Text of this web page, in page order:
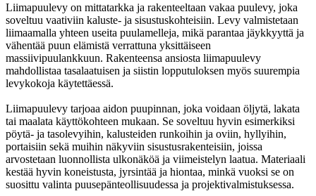
Liimapuulevy on mittatarkka ja rakenteeltaan vakaa puulevy, joka
soveltuu vaativiin kaluste- ja sisustuskohteisiin. Levy valmistetaan
liimaamalla yhteen useita puulamelleja, mikä parantaa jäykkyyttä ja
vähentää puun elämistä verrattuna yksittäiseen
massiivipuulankkuun. Rakenteensa ansiosta liimapuulevy
mahdollistaa tasalaatuisen ja siistin lopputuloksen myös suurempia
levykokoja käytettäessä.
Liimapuulevy tarjoaa aidon puupinnan, joka voidaan öljytä, lakata
tai maalata käyttökohteen mukaan. Se soveltuu hyvin esimerkiksi
pöytä- ja tasolevyihin, kalusteiden runkoihin ja oviin, hyllyihin,
portaisiin sekä muihin näkyviin sisustusrakenteisiin, joissa
arvostetaan luonnollista ulkonäköä ja viimeistelyn laatua. Materiaali
kestää hyvin koneistusta, jyrsintää ja hiontaa, minkä vuoksi se on
suosittu valinta puusepänteollisuudessa ja projektivalmistuksessa.